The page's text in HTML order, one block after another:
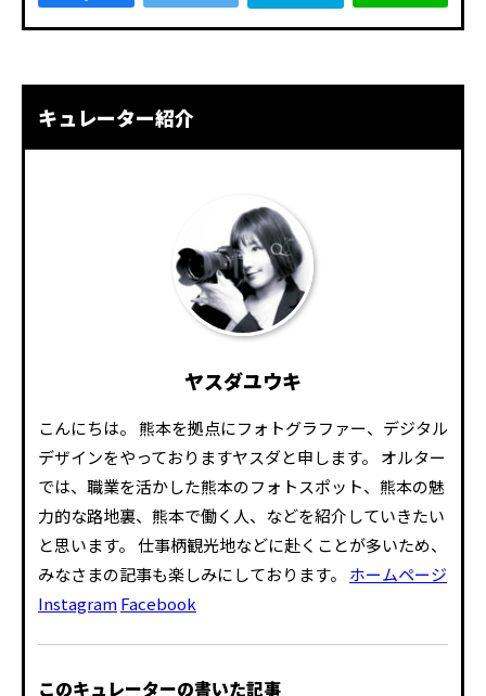
キュレーター紹介
ヤスダユウキ
こんにちは。 熊本を拠点にフォトグラファー、デジタル
デザインをやっておりますヤスダと申します。 オルター
では、職業を活かした熊本のフォトスポット、熊本の魅
力的な路地裏、熊本で働く人、などを紹介していきたい
と思います。 仕事柄観光地などに赴くことが多いため、
みなさまの記事も楽しみにしております。 ホームページ
InstagramFacebook
このキュレーターの書いた記事